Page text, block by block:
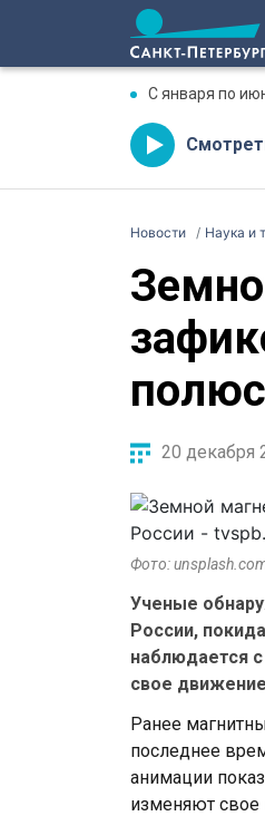
С января по
Новости Наука и
20 декабря
Фото:
Ученые
России,
наблюдается
свое
Ранее
последнее
анимации
изменяют свое